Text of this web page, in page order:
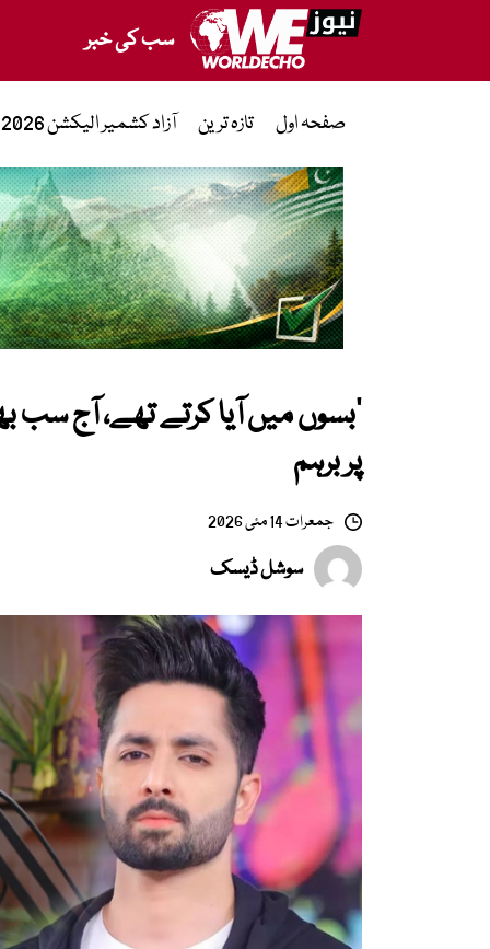
سب کی خبر
صفحہ اول تازہ ترین آزاد کشمیر الیکشن 2026
’بسوں میں آیا کرتے تھے، آج سب
پر برہم
جمعرات 14 مئی 2026
سوشل ڈیسک